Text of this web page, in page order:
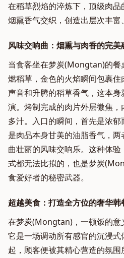
在稻草烈焰的淬炼下，顶级肉
烟熏香气交织，创造出层次丰富
风味交响曲：烟熏与肉香的完美
当食客坐在梦炭(Mongtan)的餐
燃稻草，金色的火焰瞬间包裹住
声音和升腾的稻草香气，这本
演。烤制完成的肉片外层微焦
多汁。入口的瞬间，首先是浓
是肉品本身甘美的油脂香气，
曲壮丽的风味交响乐。这种体
式都无法比拟的，也是梦炭
食爱好者的秘密武器。
超越美食：打造全方位的奢华韩
在梦炭(Mongtan)，一顿饭的意
它是一场调动所有感官的沉浸
起，顾客便被其精心营造的氛